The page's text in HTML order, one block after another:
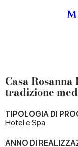
Casa
tradizione
TIPOLOGIA DI
Hotel e Spa
ANNO DI